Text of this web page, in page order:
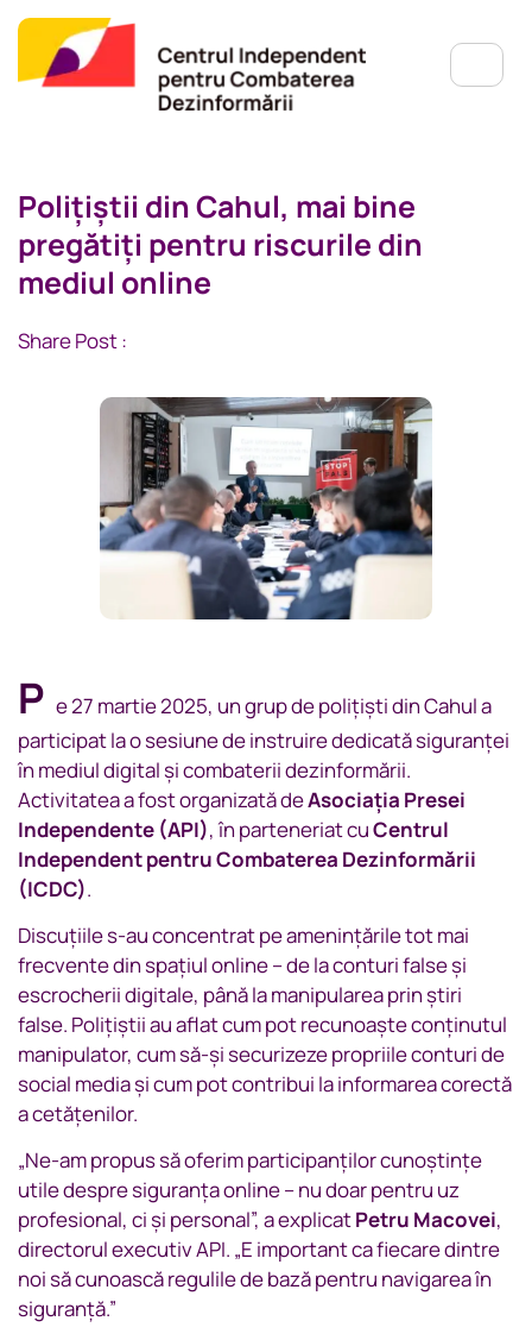
Polițiștii din Cahul, mai bine
pregătiți pentru riscurile din
mediul online
Share Post :
P e 27 martie 2025, un grup de polițiști din Cahul a
participat la o sesiune de instruire dedicată siguranței
în mediul digital și combaterii dezinformării.
Activitatea a fost organizată deAsociația Presei
Independente (API), în parteneriat cuCentrul
Independent pentru Combaterea Dezinformării
(ICDC).
Discuțiile s-au concentrat pe amenințările tot mai
frecvente din spațiul online – de la conturi false și
escrocherii digitale, până la manipularea prin știri
false. Polițiștii au aflat cum pot recunoaște conținutul
manipulator, cum să-și securizeze propriile conturi de
social media și cum pot contribui la informarea corectă
a cetățenilor.
„Ne-am propus să oferim participanților cunoștințe
utile despre siguranța online – nu doar pentru uz
profesional, ci și personal”, a explicatPetru Macovei,
directorul executiv API. „E important ca fiecare dintre
noi să cunoască regulile de bază pentru navigarea în
siguranță.”